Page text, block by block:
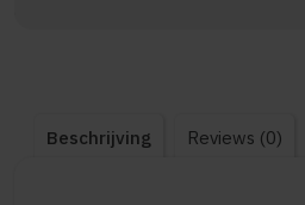
Beschrijving Reviews (0)